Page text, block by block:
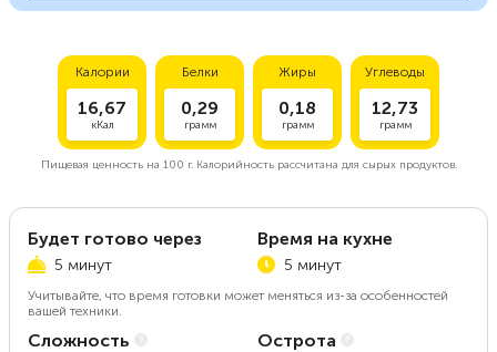
Калории
16,67
кКал
Белки
0,29
грамм
Жиры
0,18
грамм
Углеводы
12,73
грамм
Пищевая ценность на 100 г.Калорийность рассчитана для сырых продуктов.
Будет готово через
5 минут
Время на кухне
5 минут
Учитывайте, что время готовки может меняться из-за особенностей
вашей техники.
Сложность
Острота